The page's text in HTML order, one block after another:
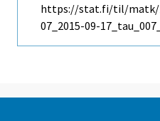
https://stat.fi/til/matk/
07_2015-09-